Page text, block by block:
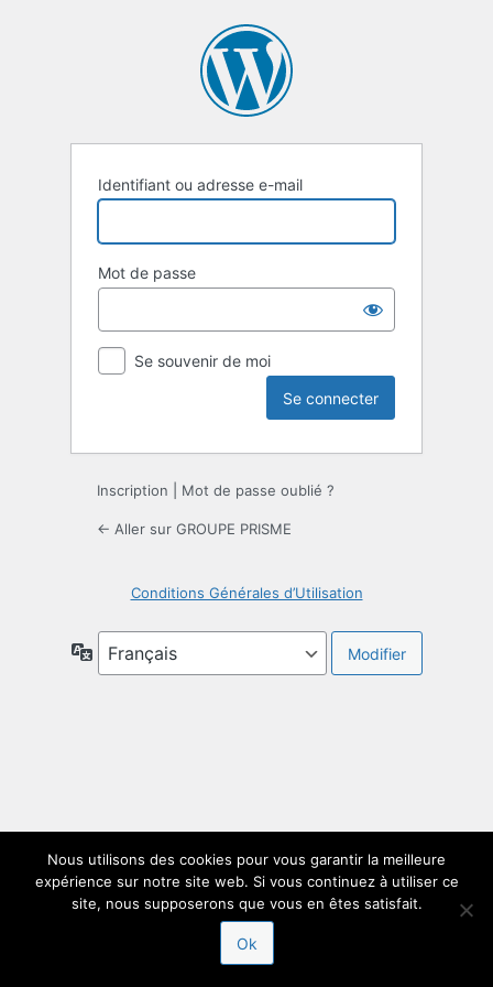
Identifiant ou adresse e-mail
Mot de passe
Se souvenir de moi
Inscription Mot de passe oublié ?
← Aller sur GROUPE PRISME
Conditions Générales d’Utilisation
Langue
Nous utilisons des cookies pour vous garantir la meilleure
expérience sur notre site web. Si vous continuez à utiliser ce
site, nous supposerons que vous en êtes satisfait.
Ok